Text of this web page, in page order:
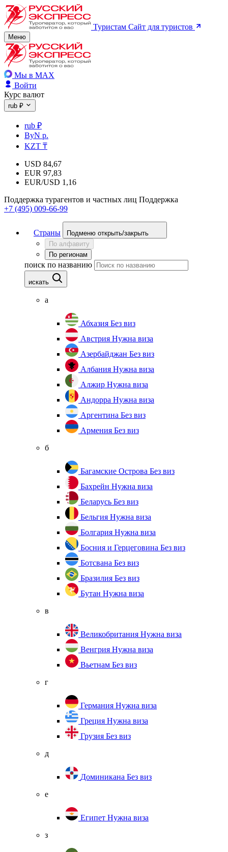
Туристам Сайт для туристов
Меню
Мы в MAX
Войти
Курс валют
rub ₽
rub ₽
ByN р.
KZT ₸
USD 84,67
EUR 97,83
EUR/USD 1,16
Поддержка турагентов и частных лиц Поддержка
+7 (495) 009-66-99
Страны
Подменю открыть/закрыть
По алфавиту
По регионам
поиск по названию
искать
а
Абхазия Без виз
Австрия Нужна виза
Азербайджан Без виз
Албания Нужна виза
Алжир Нужна виза
Андорра Нужна виза
Аргентина Без виз
Армения Без виз
б
Багамские Острова Без виз
Бахрейн Нужна виза
Беларусь Без виз
Бельгия Нужна виза
Болгария Нужна виза
Босния и Герцеговина Без виз
Ботсвана Без виз
Бразилия Без виз
Бутан Нужна виза
в
Великобритания Нужна виза
Венгрия Нужна виза
Вьетнам Без виз
г
Германия Нужна виза
Греция Нужна виза
Грузия Без виз
д
Доминикана Без виз
е
Египет Нужна виза
з